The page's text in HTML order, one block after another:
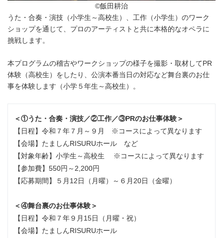
©飯田耕治
うた・合奏・演技（小学生～高校生）、工作（小学生）のワーク
ショップを通じて、プロのアーティストと共に本格的なオペラに
挑戦します。
本プログラムの稽古やワークショップの様子を撮影・取材してPR
体験（高校生）をしたり、公演本番当日の対応など舞台裏のお仕
事を体験します（小学５年生～高校生）。
＜①うた・合奏・演技／②工作／③PRのお仕事体験＞
【日程】令和７年７月～９月 ※コースによって異なります
【会場】たましんRISURUホール など
【対象年齢】小学生～高校生 ※コースによって異なります
【参加費】550円～2,200円
【応募期間】５月12日（月曜）～６月20日（金曜）
＜④舞台裏のお仕事体験＞
【日程】令和７年９月15日（月曜・祝）
【会場】たましんRISURUホール